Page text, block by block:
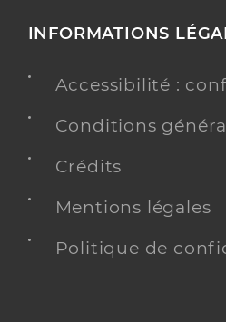
INFORMATIONS
Accessibilité :
Conditions
Crédits
Mentions légales
Politique de